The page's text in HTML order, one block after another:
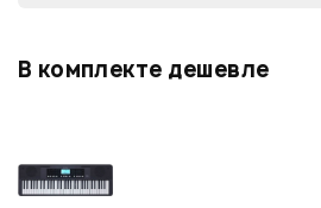
В комплекте дешевле